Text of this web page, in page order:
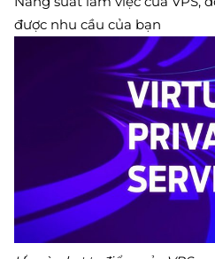
được nhu cầu của bạn